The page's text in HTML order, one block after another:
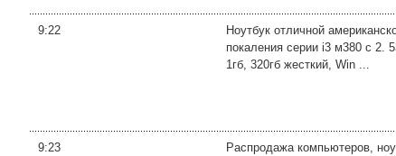
9:22
Ноутбук отличной
покаления серии i3 м380 с 2.
1гб, 320гб жесткий, Win ...
9:23
Распродажа компьютеров,